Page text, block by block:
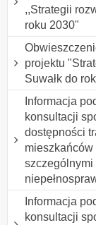
,,Strategii
roku 2030"
projektu
Suwałk do
Informacja
konsultacji
dostępności
szczególnymi
Informacja
konsultacji